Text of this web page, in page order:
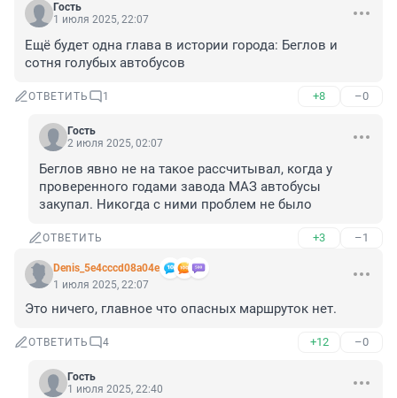
Гость
1 июля 2025, 22:07
Ещё будет одна глава в истории города: Беглов и
сотня голубых автобусов
ОТВЕТИТЬ 1 +8 –0
Гость
2 июля 2025, 02:07
Беглов явно не на такое рассчитывал, когда у
проверенного годами завода МАЗ автобусы
закупал. Никогда с ними проблем не было
ОТВЕТИТЬ +3 –1
Denis_5e4cccd08a04e
1 июля 2025, 22:07
Это ничего, главное что опасных маршруток нет.
ОТВЕТИТЬ 4 +12 –0
Гость
1 июля 2025, 22:40